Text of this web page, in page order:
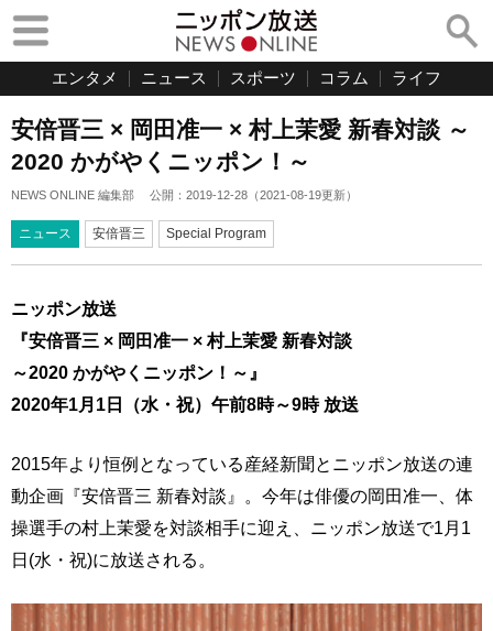
エンタメ ニュース スポーツ コラム ライフ
安倍晋三 × 岡田准一 × 村上茉愛 新春対談 ～
2020 かがやくニッポン！～
NEWS ONLINE 編集部 公開： 2019-12-28 （2021-08-19更新）
ニュース 安倍晋三 Special Program
ニッポン放送
『安倍晋三 × 岡田准一 × 村上茉愛 新春対談
～2020 かがやくニッポン！～』
2020年1月1日（水・祝）午前8時～9時 放送
2015年より恒例となっている産経新聞とニッポン放送の連
動企画『安倍晋三 新春対談』。今年は俳優の岡田准一、体
操選手の村上茉愛を対談相手に迎え、ニッポン放送で1月1
日(水・祝)に放送される。